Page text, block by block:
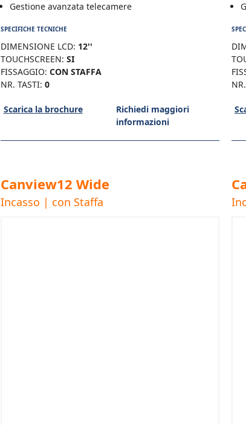
Gestione avanzata telecamere
SPECIFICHE TECNICHE
DIMENSIONE LCD: 12''
TOUCHSCREEN: SI
FISSAGGIO: CON STAFFA
NR. TASTI: 0
Scarica la brochure
Richiedi maggiori
informazioni
Canview12 Wide
Incasso | con Staffa